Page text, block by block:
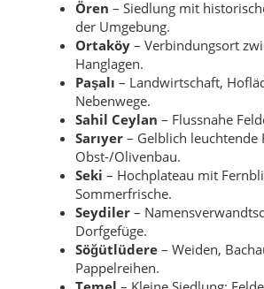
Ören – Siedlung mit
der Umgebung.
Ortaköy – Verbindungsort
Hanglagen.
Paşalı – Landwirtschaft,
Nebenwege.
Sahil Ceylan – Flussnahe
Sarıyer – Gelblich leuchtende
Obst-/Olivenbau.
Seki – Hochplateau mit
Sommerfrische.
Seydiler –
Dorfgefüge.
Söğütlüdere – Weiden,
Pappelreihen.